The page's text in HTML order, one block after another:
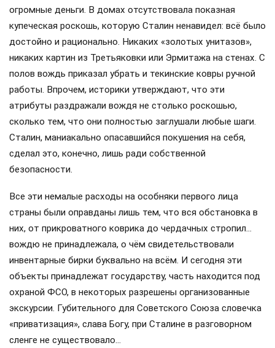
огромные деньги. В домах отсутствовала показная
купеческая роскошь, которую Сталин ненавидел: всё было
достойно и рационально. Никаких «золотых унитазов»,
никаких картин из Третьяковки или Эрмитажа на стенах. С
полов вождь приказал убрать и текинские ковры ручной
работы. Впрочем, историки утверждают, что эти
атрибуты раздражали вождя не столько роскошью,
сколько тем, что они полностью заглушали любые шаги.
Сталин, маниакально опасавшийся покушения на себя,
сделал это, конечно, лишь ради собственной
безопасности.
Все эти немалые расходы на особняки первого лица
страны были оправданы лишь тем, что вся обстановка в
них, от прикроватного коврика до чердачных стропил…
вождю не принадлежала, о чём свидетельствовали
инвентарные бирки буквально на всём. И сегодня эти
объекты принадлежат государству, часть находится под
охраной ФСО, в некоторых разрешены организованные
экскурсии. Губительного для Советского Союза словечка
«приватизация», слава Богу, при Сталине в разговорном
сленге не существовало…